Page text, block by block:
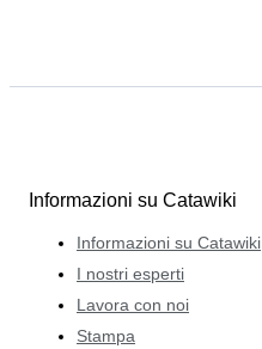
Informazioni su Catawiki
Informazioni su Catawiki
I nostri esperti
Lavora con noi
Stampa